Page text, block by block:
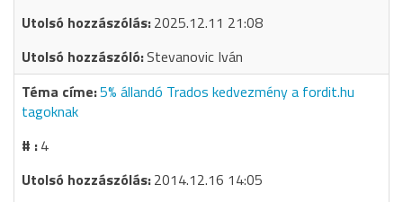
2025.12.11 21:08
Stevanovic Iván
5% állandó Trados kedvezmény a fordit.hu
tagoknak
4
2014.12.16 14:05